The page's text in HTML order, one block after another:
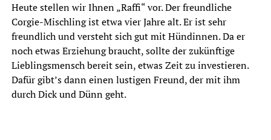
Heute stellen wir Ihnen „Raffi“ vor. Der freundliche
Corgie-Mischling ist etwa vier Jahre alt. Er ist sehr
freundlich und versteht sich gut mit Hündinnen. Da er
noch etwas Erziehung braucht, sollte der zukünftige
Lieblingsmensch bereit sein, etwas Zeit zu investieren.
Dafür gibt’s dann einen lustigen Freund, der mit ihm
durch Dick und Dünn geht.